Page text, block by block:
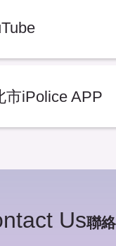
市iPolice APP
Us聯